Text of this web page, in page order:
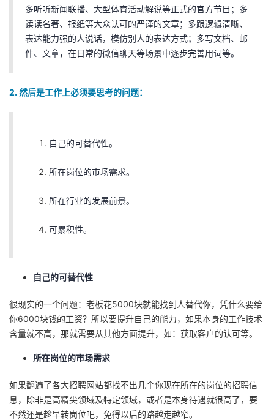
多听听新闻联播、大型体育活动解说等正式的官方节目；多
读读名著、报纸等大众认可的严谨的文章；多跟逻辑清晰、
表达能力强的人说话，模仿别人的表达方式；多写文档、邮
件、文章，在日常的微信聊天等场景中逐步完善用词等。
2. 然后是工作上必须要思考的问题：
自己的可替代性。
所在岗位的市场需求。
所在行业的发展前景。
可累积性。
自己的可替代性
很现实的一个问题：老板花5000块就能找到人替代你，凭什么要给
你6000块钱的工资？所以要提升自己的能力，如果本身的工作技术
含量就不高，那就需要从其他方面提升，如：获取客户的认可等。
所在岗位的市场需求
如果翻遍了各大招聘网站都找不出几个你现在所在的岗位的招聘信
息，除非是高精尖领域及特定领域，或者是本身待遇就很高了，要
不然还是趁早转岗位吧，免得以后的路越走越窄。